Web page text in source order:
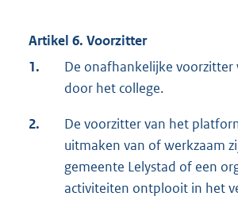
Artikel 6. Voorzitter
1.
De onafhankelijke voorzitter
door het college.
2.
De voorzitter van het
uitmaken van of werkzaam
gemeente Lelystad of een
activiteiten ontplooit in het